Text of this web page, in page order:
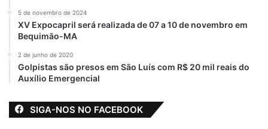
5 de novembro de 2024
XV Expocapril será realizada de 07 a 10 de novembro em
Bequimão-MA
2 de junho de 2020
Golpistas são presos em São Luís com R$ 20 mil reais do
Auxílio Emergencial
SIGA-NOS NO FACEBOOK